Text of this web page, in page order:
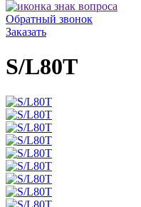
Обратный звонок
Заказать
S/L80T